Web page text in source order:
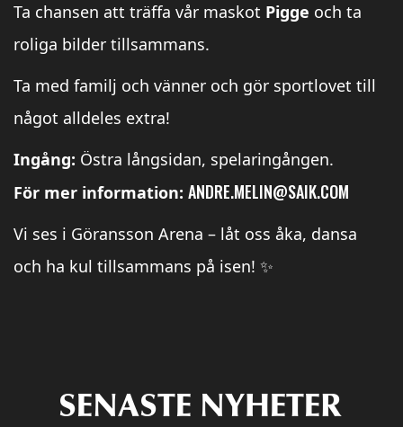
Ta chansen att träffa vår maskot Pigge och ta
roliga bilder tillsammans.
Ta med familj och vänner och gör sportlovet till
något alldeles extra!
Ingång: Östra långsidan, spelaringången.
För mer information: ANDRE.MELIN@SAIK.COM
Vi ses i Göransson Arena – låt oss åka, dansa
och ha kul tillsammans på isen! ✨
SENASTE NYHETER